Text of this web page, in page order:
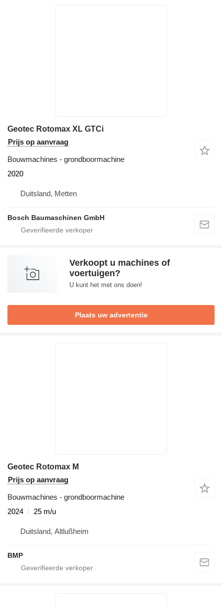
Geotec Rotomax XL GTCi
Prijs op aanvraag
Bouwmachines - grondboormachine
2020
Duitsland, Metten
Bosch Baumaschinen GmbH
Verkoopt u machines of
voertuigen?
U kunt het met ons doen!
Plaats uw advertentie
Geotec Rotomax M
Prijs op aanvraag
Bouwmachines - grondboormachine
2024
25 m/u
Duitsland, Altlußheim
BMP